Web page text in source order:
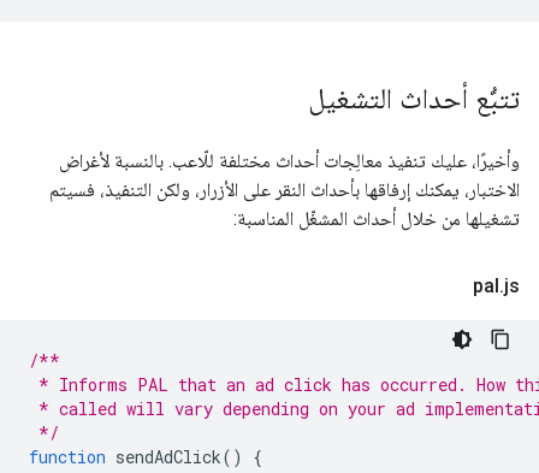
تتبُّع أحداث التشغيل
وأخيرًا، عليك تنفيذ معالِجات أحداث مختلفة للّاعب. بالنسبة لأغراض
الاختبار، يمكنك إرفاقها بأحداث النقر على الأزرار، ولكن التنفيذ، فسيتم
تشغيلها من خلال أحداث المشغّل المناسبة:
pal.js
/**
* Informs PAL that an ad click has occurred. How
* called will vary depending on your ad
*/
function sendAdClick()
{